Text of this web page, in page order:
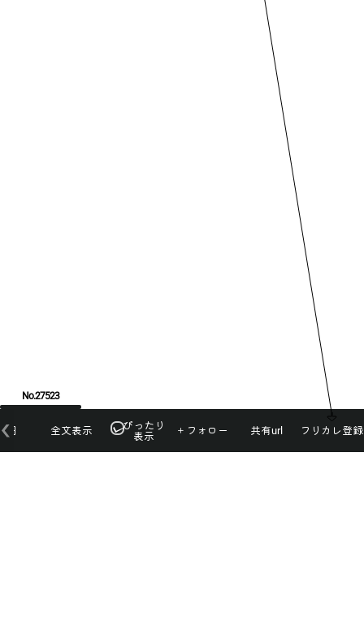
No.27523
フリカレ登録
共有url
＋フォロー
ぴったり
表示
全文表示
日
21
28